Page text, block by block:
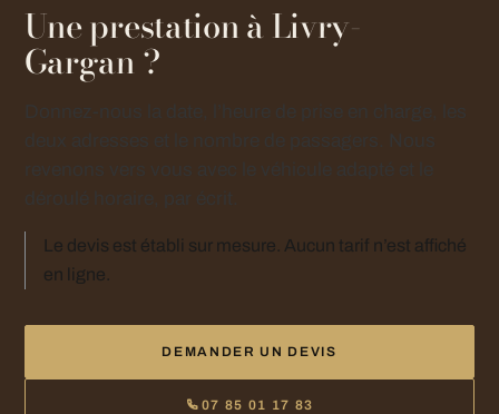
Une prestation à Livry-
Gargan ?
Le devis est établi sur mesure. Aucun tarif n’est affiché
en ligne.
DEMANDER UN DEVIS
07 85 01 17 83